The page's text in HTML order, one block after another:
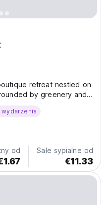
retreat nestled on
by greenery and
a warm, elegant
comfort with a
wydarzenia
od Sale sypialne od
€11.33